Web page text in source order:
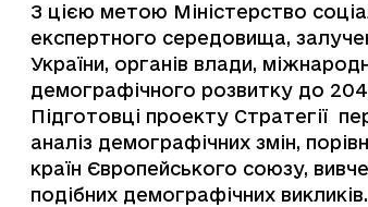
З цією метою Міністерство
експертного середовища,
України, органів влади,
демографічного розвитку до
Підготовці проекту Стратегії
аналіз демографічних змін,
країн Європейського союзу,
подібних демографічних викликів.